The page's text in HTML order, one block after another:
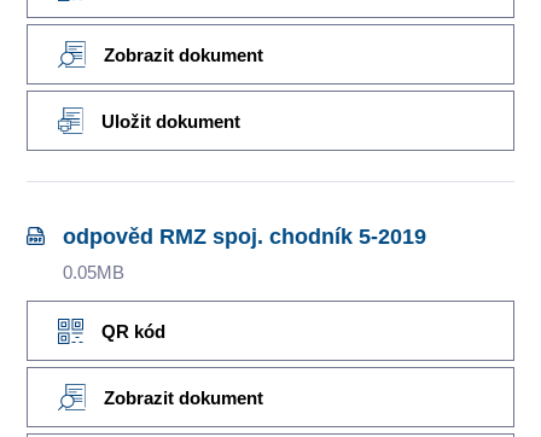
Zobrazit dokument
Uložit dokument
odpověd RMZ spoj. chodník 5-2019
0.05MB
QR kód
Zobrazit dokument